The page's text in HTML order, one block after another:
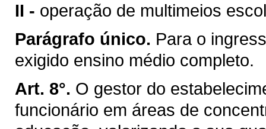
II - operação de multimeios
Parágrafo único. Para o
exigido ensino médio completo.
Art. 8°. O gestor do
funcionário em áreas de